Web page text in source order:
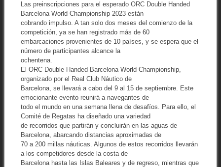
Las preinscripciones para el esperado ORC Double Handed
Barcelona World Championship 2023 están
cobrando impulso. A tan solo dos meses del comienzo de la
competición, ya se han registrado más de 60
embarcaciones provenientes de 10 países, y se espera que el
número de participantes alcance la
ochentena.
El ORC Double Handed Barcelona World Championship,
organizado por el Real Club Náutico de
Barcelona, se llevará a cabo del 9 al 15 de septiembre. Este
emocionante evento reunirá a navegantes de
todo el mundo en una semana llena de desafíos. Para ello, el
Comité de Regatas ha diseñado una variedad
de recorridos que partirán y concluirán en las aguas de
Barcelona, abarcando distancias aproximadas de
70 a 200 millas náuticas. Algunos de estos recorridos llevarán
a los competidores desde la costa de
Barcelona hasta las Islas Baleares y de regreso, mientras que